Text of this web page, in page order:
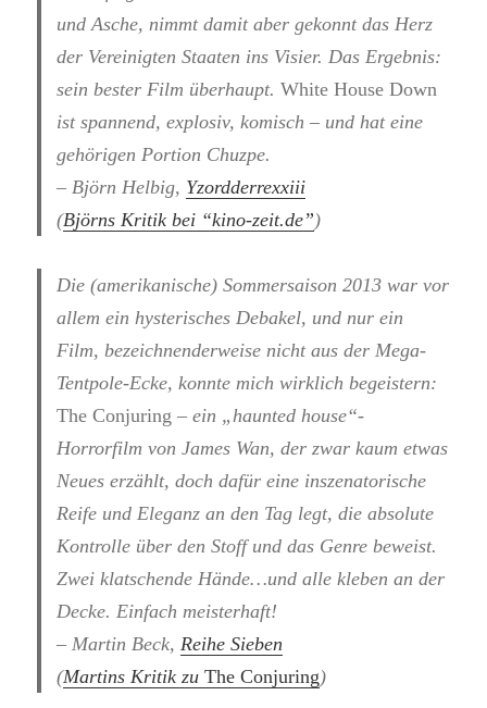
und Asche, nimmt damit aber gekonnt das Herz
der Vereinigten Staaten ins Visier. Das Ergebnis:
sein bester Film überhaupt.White House Down
ist spannend, explosiv, komisch – und hat eine
gehörigen Portion Chuzpe.
– Björn Helbig, Yzordderrexxiii
(Björns Kritik bei “kino-zeit.de”)
Die (amerikanische) Sommersaison 2013 war vor
allem ein hysterisches Debakel, und nur ein
Film, bezeichnenderweise nicht aus der Mega-
Tentpole-Ecke, konnte mich wirklich begeistern:
The Conjuring – ein „haunted house“-
Horrorfilm von James Wan, der zwar kaum etwas
Neues erzählt, doch dafür eine inszenatorische
Reife und Eleganz an den Tag legt, die absolute
Kontrolle über den Stoff und das Genre beweist.
Zwei klatschende Hände…und alle kleben an der
Decke. Einfach meisterhaft!
– Martin Beck,Reihe Sieben
(Martins Kritik zuThe Conjuring)